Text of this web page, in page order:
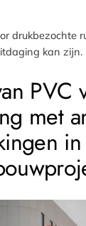
drukbezochte
kan zijn.
PVC
met
in